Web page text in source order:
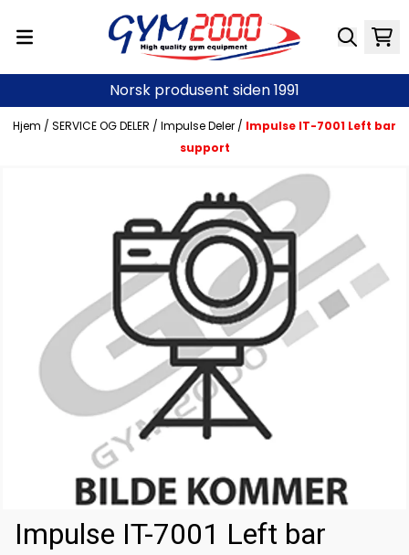
Norsk produsent siden 1991
Hjem / SERVICE OG DELER / Impulse Deler / Impulse IT-7001 Left bar
support
Impulse IT-7001 Left bar